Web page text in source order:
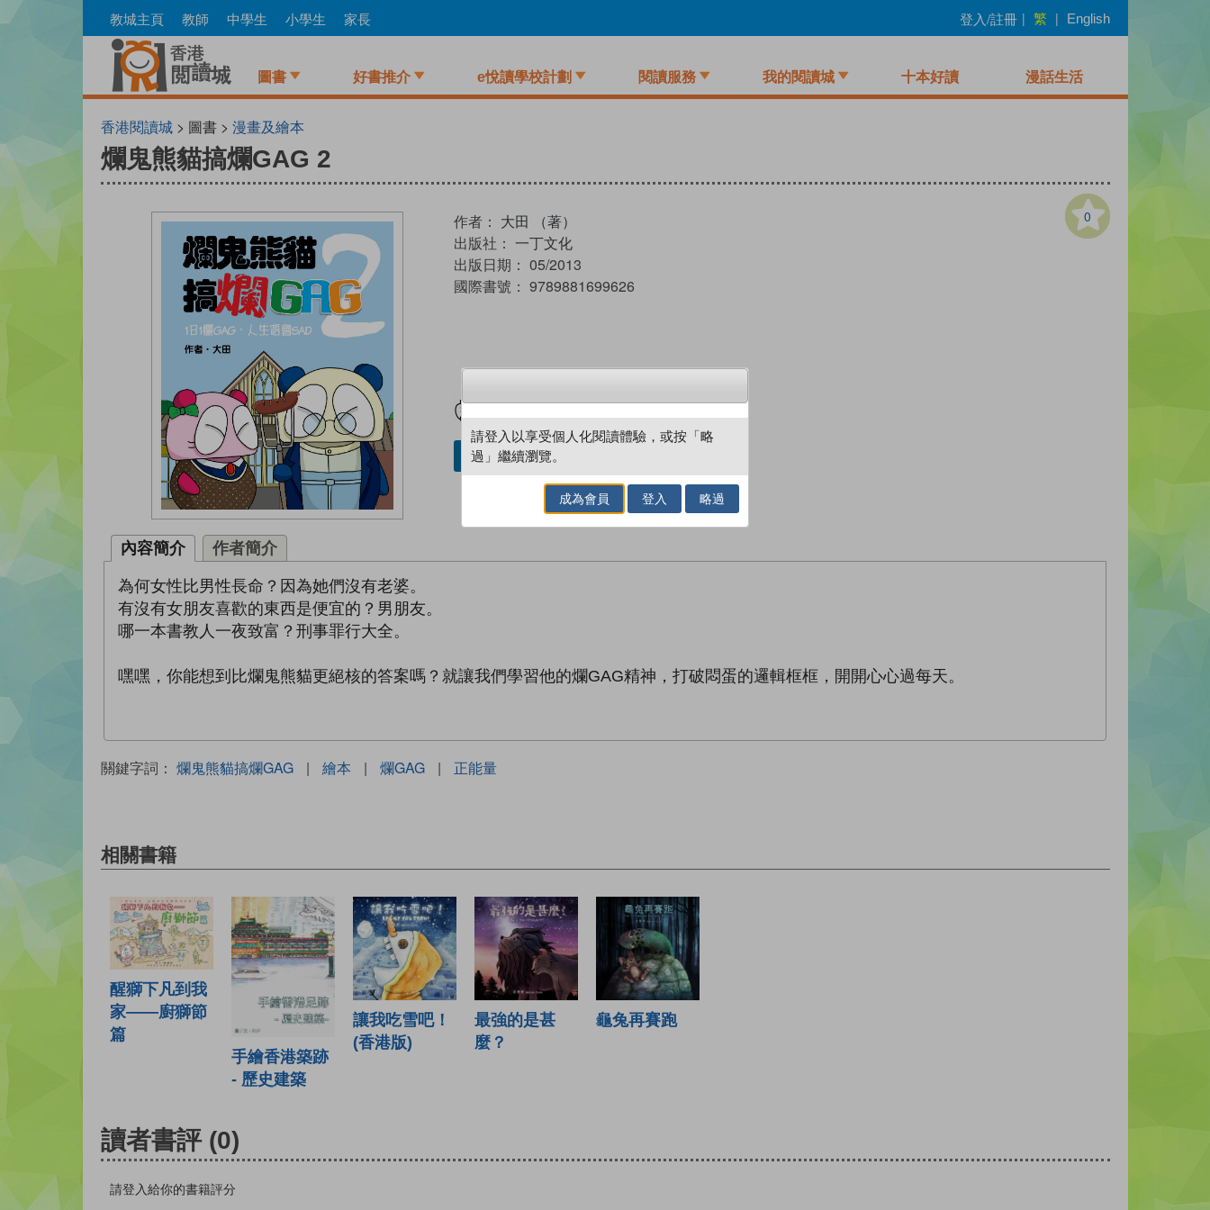
to
教城主頁 教師 中學生 小學生 家長 登入/註冊 | 繁 | English
圖書 好書推介 e悅讀學校計劃 閱讀服務 我的閱讀城 十本好讀 漫話生活
香港閱讀城> 圖書 > 漫畫及繪本
爛鬼熊貓搞爛GAG 2
0
作者： 大田 （著）
出版社： 一丁文化
出版日期： 05/2013
國際書號： 9789881699626
借閱實體書
內容簡介 作者簡介
為何女性比男性長命？因為她們沒有老婆。
有沒有女朋友喜歡的東西是便宜的？男朋友。
哪一本書教人一夜致富？刑事罪行大全。
嘿嘿，你能想到比爛鬼熊貓更絕核的答案嗎？就讓我們學習他的爛GAG精神，打破悶蛋的邏輯框框，開開心心過每天。
關鍵字詞： 爛鬼熊貓搞爛GAG | 繪本 | 爛GAG | 正能量
相關書籍
醒獅下凡到我
家——廚獅節
篇
手繪香港築跡
- 歷史建築
讓我吃雪吧！
(香港版)
最強的是甚
麼？
龜兔再賽跑
讀者書評 (0)
請登入給你的書籍評分
請登入以享受個人化閱讀體驗，或按「略
過」繼續瀏覽。
成為會員 登入 略過